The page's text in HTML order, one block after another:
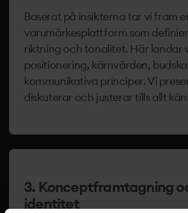
Baserat på insikterna tar vi fram
varumärkesplattform som
riktning och tonalitet. Här landar
positionering, kärnvärden,
kommunikativa principer. Vi
diskuterar och justerar tills allt
3. Konceptframtagning
identitet